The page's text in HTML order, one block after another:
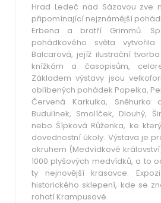
Hrad Ledeč nad Sázavou zve
připomínající nejznámější
Erbena a bratří Grimmů.
pohádkového světa vytvořila
Balcarová, jejíž ilustrační
knížkám a časopisům,
Základem výstavy jsou
oblíbených pohádek Popelka,
Červená Karkulka, Sněhurka
Budulínek, Smolíček, Dlouhý,
nebo Šípková Růženka, ke
dovednostní úkoly. Výstava je
okruhem (Medvídkové
1000 plyšových medvídků, a to
ty nejnovější krasavce.
historického sklepení, kde se
rohatí Krampusové.